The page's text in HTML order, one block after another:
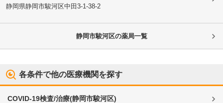
静岡県静岡市駿河区中田3-1-38-2
静岡市駿河区の薬局一覧
各条件で他の医療機関を探す
COVID-19検査/治療(静岡市駿河区)